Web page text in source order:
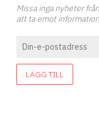
Missa inga nyheter
att ta emot
LÄGG TILL